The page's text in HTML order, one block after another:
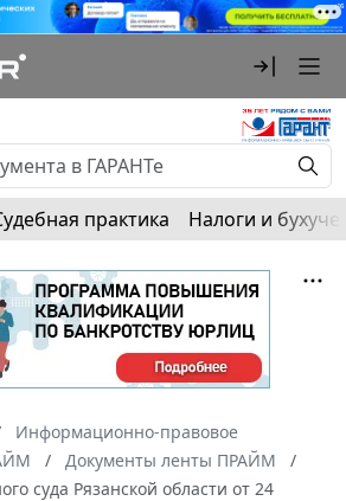
практика Налоги и
Информационно-правовое
Документы ленты ПРАЙМ
суда Рязанской области от 24